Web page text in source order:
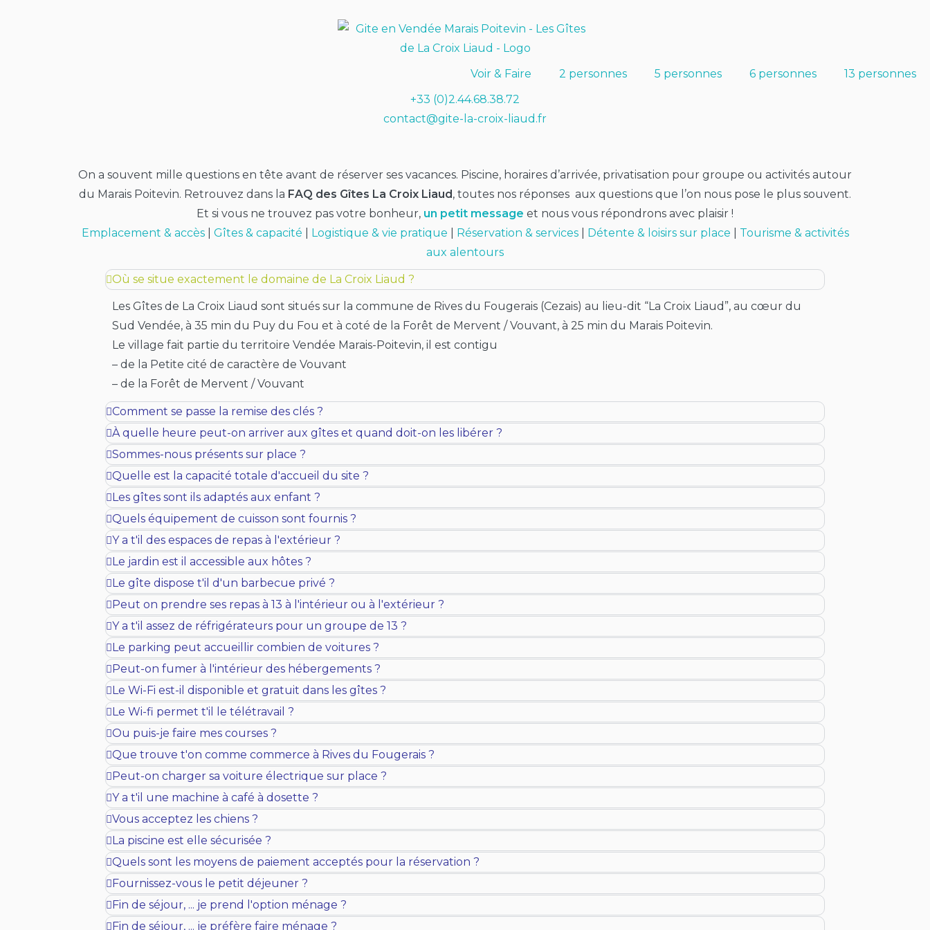
Voir & Faire 2 personnes 5 personnes 6 personnes
13 personnes
+33 (0)2.44.68.38.72
contact@gite-la-croix-liaud.fr
On a souvent mille questions en tête avant de réserver ses vacances. Piscine, horaires d’arrivée, privatisation pour groupe ou activités autour
du Marais Poitevin. Retrouvez dans la FAQ des Gîtes La Croix Liaud, toutes nos réponses aux questions que l’on nous pose le plus souvent.
Et si vous ne trouvez pas votre bonheur, un petit message et nous vous répondrons avec plaisir !
Emplacement & accès| Gîtes & capacité Logistique & vie pratique Réservation & services| Détente & loisirs sur place
Tourisme & activités
aux alentours
Où se situe exactement le domaine de La Croix Liaud ?
Les Gîtes de La Croix Liaud sont situés sur la commune de Rives du Fougerais (Cezais) au lieu-dit “La Croix Liaud”, au cœur du
Sud Vendée, à 35 min du Puy du Fou et à coté de la Forêt de Mervent / Vouvant, à 25 min du Marais Poitevin.
Le village fait partie du territoire Vendée Marais-Poitevin, il est contigu
– de la Petite cité de caractère de Vouvant
– de la Forêt de Mervent / Vouvant
Comment se passe la remise des clés ?
À quelle heure peut-on arriver aux gîtes et quand doit-on les libérer ?
Sommes-nous présents sur place ?
Quelle est la capacité totale d'accueil du site ?
Les gîtes sont ils adaptés aux enfant ?
Quels équipement de cuisson sont fournis ?
Y a t'il des espaces de repas à l'extérieur ?
Le jardin est il accessible aux hôtes ?
Le gîte dispose t'il d'un barbecue privé ?
Peut on prendre ses repas à 13 à l'intérieur ou à l'extérieur ?
Y a t'il assez de réfrigérateurs pour un groupe de 13 ?
Le parking peut accueillir combien de voitures ?
Peut-on fumer à l'intérieur des hébergements ?
Le Wi-Fi est-il disponible et gratuit dans les gîtes ?
Le Wi-fi permet t'il le télétravail ?
Ou puis-je faire mes courses ?
Que trouve t'on comme commerce à Rives du Fougerais ?
Peut-on charger sa voiture électrique sur place ?
Y a t'il une machine à café à dosette ?
Vous acceptez les chiens ?
La piscine est elle sécurisée ?
Quels sont les moyens de paiement acceptés pour la réservation ?
Fournissez-vous le petit déjeuner ?
Fin de séjour, ... je prend l'option ménage ?
Fin de séjour, ... je préfère faire ménage ?